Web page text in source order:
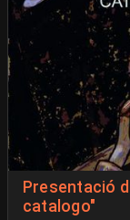
Presentació
catalogo"